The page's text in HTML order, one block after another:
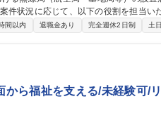
況に応じて、以下の役割を担当いただき
般 ■無線設備の設置・移設・撤去作業、
※5～10日/月、国内各地への出張が発
間以内 退職金あり 完全週休2日制 土
から福祉を支える/未経験可/